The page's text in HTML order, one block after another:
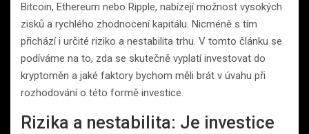
Bitcoin, Ethereum nebo Ripple, nabízejí možnost vysokých
zisků a rychlého zhodnocení kapitálu. Nicméně s tím
přichází i určité riziko a nestabilita trhu. V tomto článku se
podíváme na to, zda se skutečně vyplatí investovat do
kryptoměn a jaké faktory bychom měli brát v úvahu při
rozhodování o této formě investice.
Rizika a nestabilita: Je investice